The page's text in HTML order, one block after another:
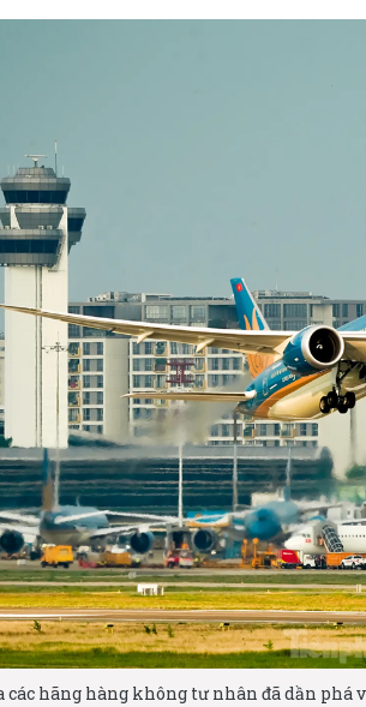
các hãng hàng không tư nhân đã dần